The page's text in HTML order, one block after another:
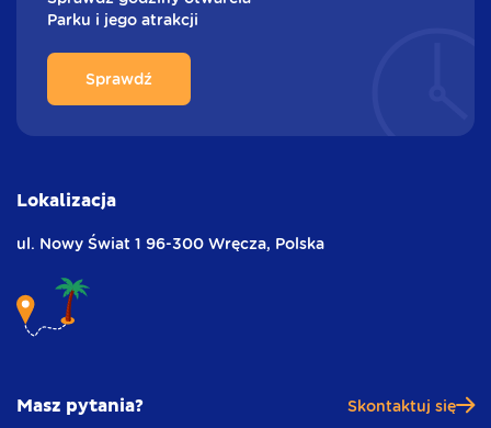
Parku i jego atrakcji
Sprawdź
Lokalizacja
ul. Nowy Świat 1 96-300 Wręcza, Polska
Masz pytania? Skontaktuj się